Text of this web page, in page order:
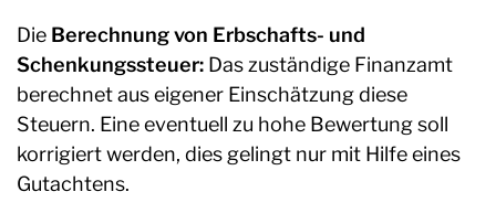
Die Berechnung von Erbschafts- und
Schenkungssteuer: Das zuständige Finanzamt
berechnet aus eigener Einschätzung diese
Steuern. Eine eventuell zu hohe Bewertung soll
korrigiert werden, dies gelingt nur mit Hilfe eines
Gutachtens.